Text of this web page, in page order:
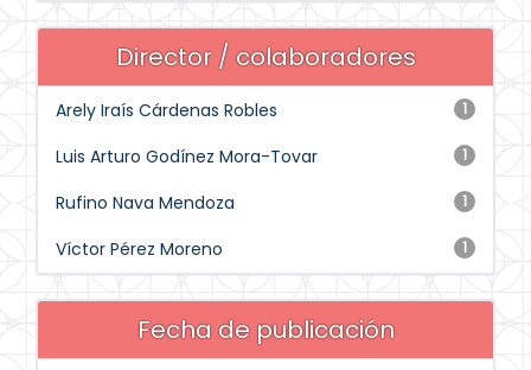
Director / colaboradores
1
Arely Iraís Cárdenas Robles
1
Luis Arturo Godínez Mora-Tovar
1
Rufino Nava Mendoza
1
Víctor Pérez Moreno
Fecha de publicación